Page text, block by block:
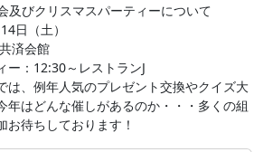
及びクリスマスパーティーについて
日（土）
済会館
：12:30～レストランJ
は、例年人気のプレゼント交換やクイズ大
年はどんな催しがあるのか・・・多くの組
待ちしております！